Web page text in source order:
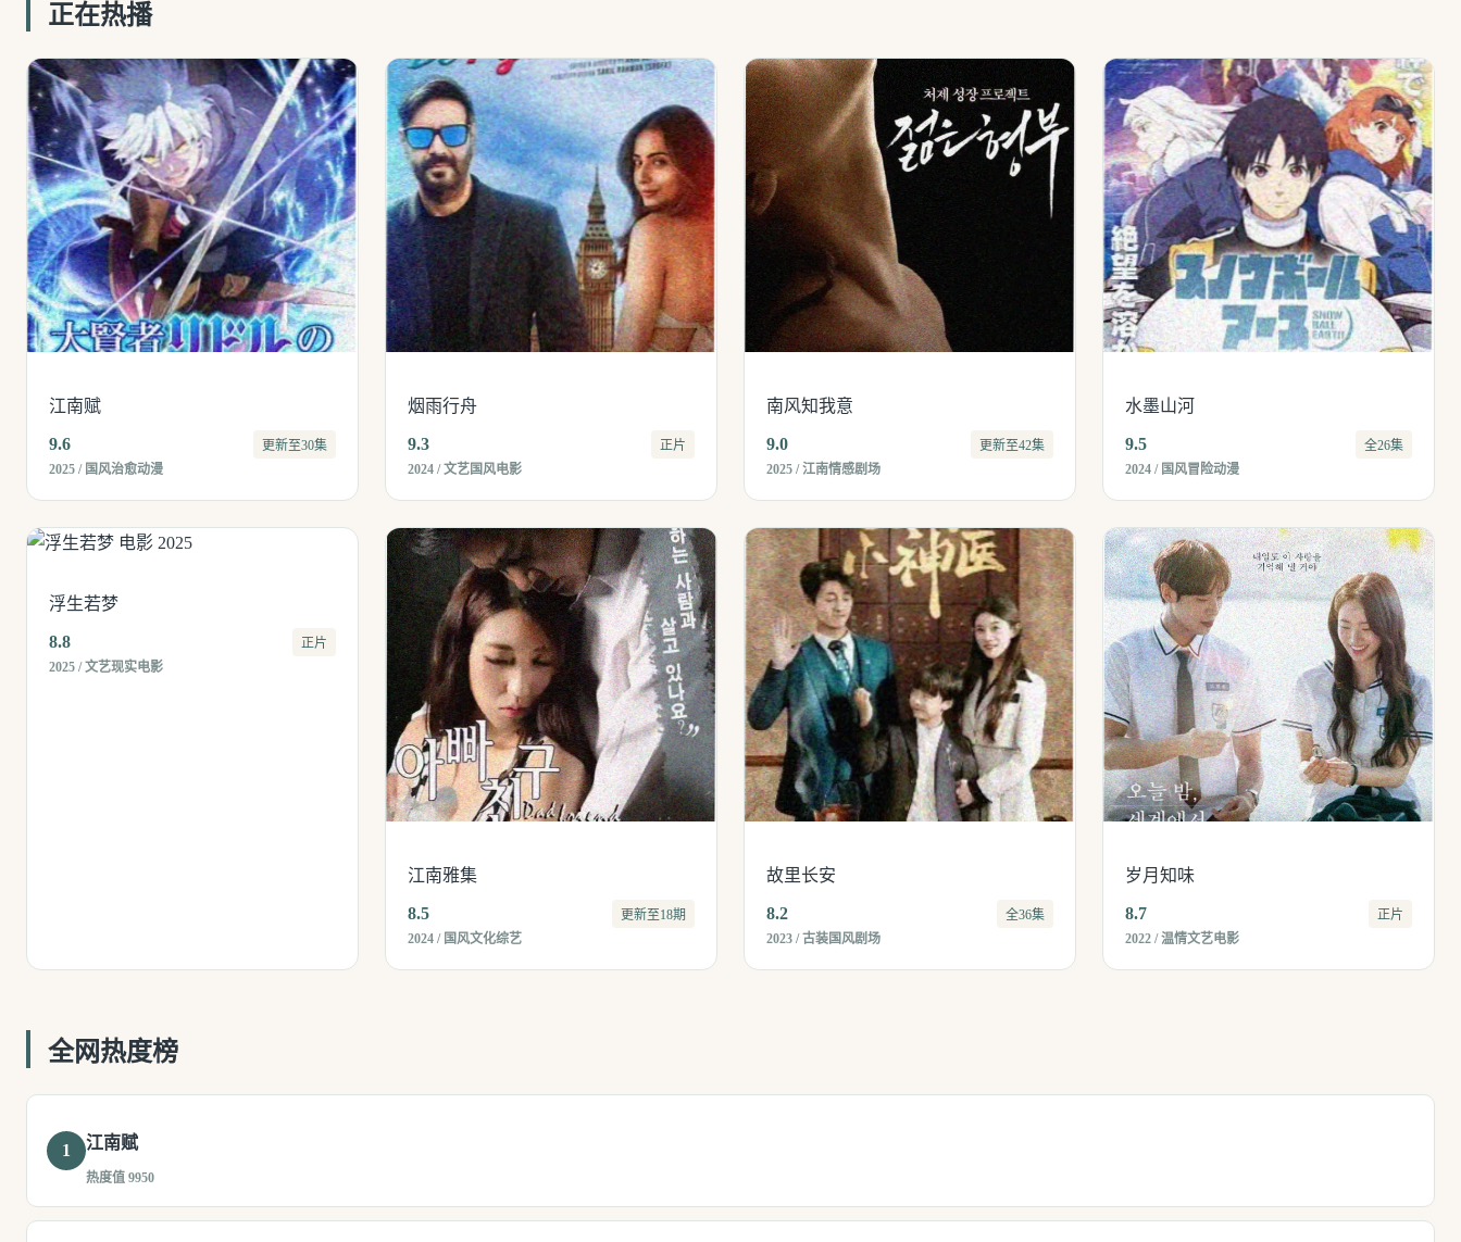
正在热播
江南赋
9.6
更新至30集
2025 / 国风治愈动漫
烟雨行舟
9.3
正片
2024 / 文艺国风电影
南风知我意
9.0
更新至42集
2025 / 江南情感剧场
水墨山河
9.5
全26集
2024 / 国风冒险动漫
浮生若梦
8.8
正片
2025 / 文艺现实电影
江南雅集
8.5
更新至18期
2024 / 国风文化综艺
故里长安
8.2
全36集
2023 / 古装国风剧场
岁月知味
8.7
正片
2022 / 温情文艺电影
全网热度榜
1 江南赋
热度值 9950